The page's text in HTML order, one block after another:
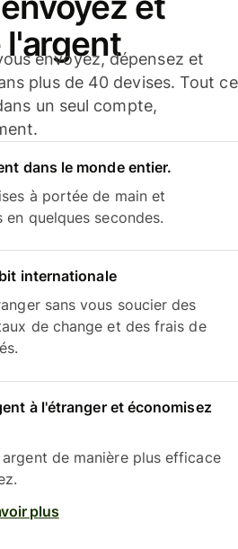
l'argent
envoyez, dépensez et
plus de 40 devises. Tout ce
un seul compte,
dans le monde entier.
à portée de main et
quelques secondes.
internationale
sans vous soucier des
de change et des frais de
à l'étranger et économisez
de manière plus efficace
plus